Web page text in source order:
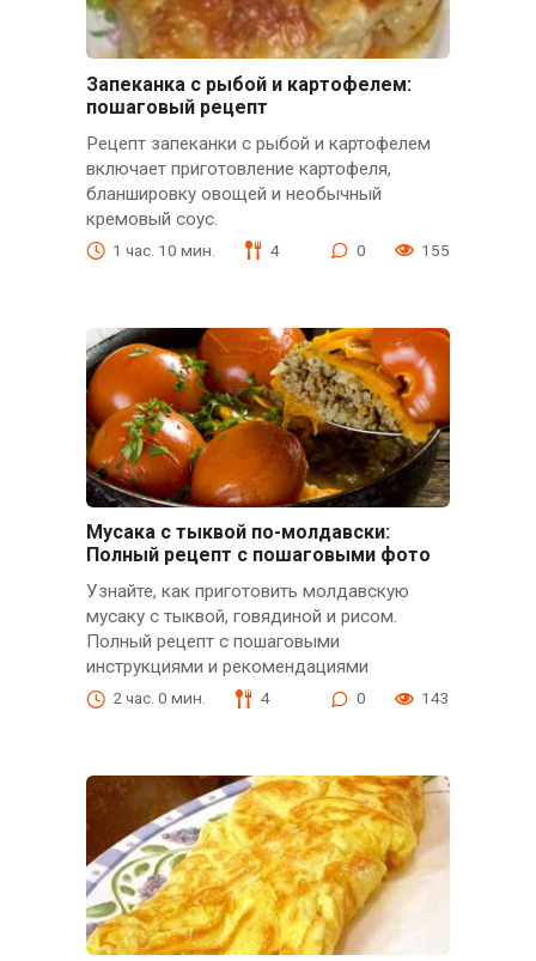
Запеканка с рыбой и картофелем:
пошаговый рецепт
Рецепт запеканки с рыбой и картофелем
включает приготовление картофеля,
бланшировку овощей и необычный
кремовый соус.
1 час. 10 мин. 4 0 155
Мусака с тыквой по-молдавски:
Полный рецепт с пошаговыми фото
Узнайте, как приготовить молдавскую
мусаку с тыквой, говядиной и рисом.
Полный рецепт с пошаговыми
инструкциями и рекомендациями
2 час. 0 мин. 4 0 143